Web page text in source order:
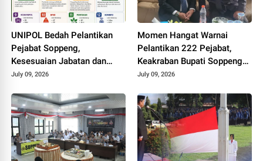
UNIPOL Bedah Pelantikan
Pejabat Soppeng,
Kesesuaian Jabatan dan
Disiplin Ilmu Capai 70–75
July 09, 2026
Momen Hangat Warnai
Pelantikan 222 Pejabat,
Keakraban Bupati Soppeng
dan Kepala Kemenag Curi
July 09, 2026